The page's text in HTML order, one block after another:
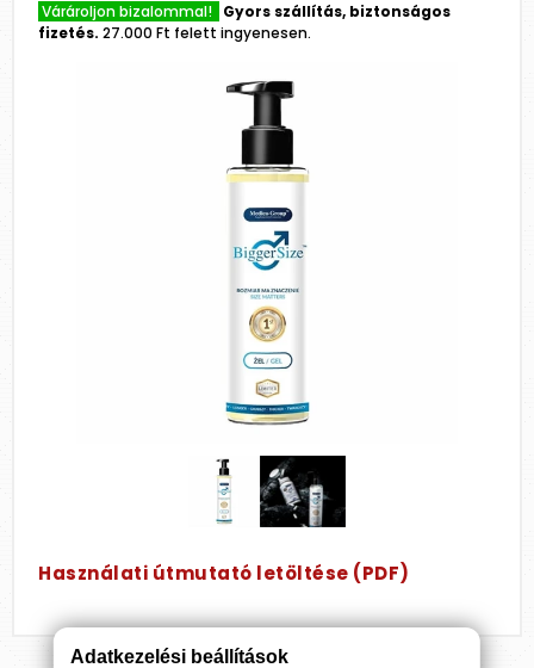
Várároljon bizalommal! Gyors szállítás, biztonságos
fizetés. 27.000 Ft felett ingyenesen.
Használati útmutató letöltése (PDF)
Adatkezelési beállítások